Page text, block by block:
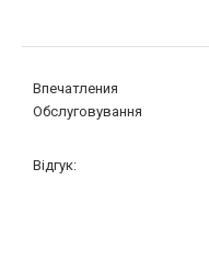
Впечатления
Обслуговування
Відгук: